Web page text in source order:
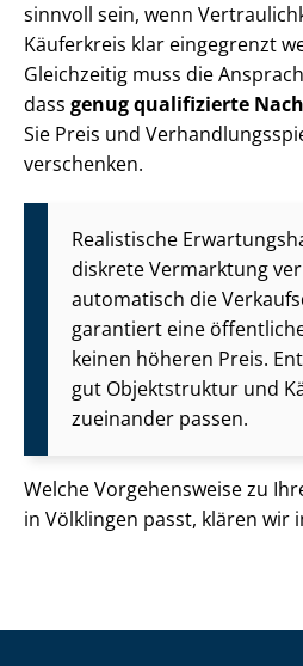
sinnvoll sein, wenn
Käuferkreis klar eingegrenzt
Gleichzeitig muss die
dass genug qualifizierte
Sie Preis und
verschenken.
Realistische
diskrete Vermarktung
automatisch die
garantiert eine
keinen höheren Preis.
gut Objektstruktur und
zueinander passen.
Welche Vorgehensweise zu
in Völklingen passt, klären wir